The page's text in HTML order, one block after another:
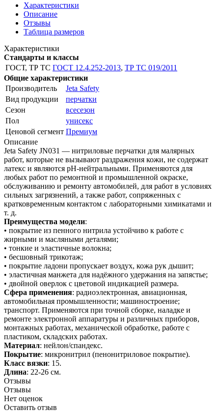
Характеристики
Описание
Отзывы
Таблица размеров
Характеристики
Стандарты и классы
ГОСТ, ТР ТС ГОСТ 12.4.252-2013, ТР ТС 019/2011
Общие характеристики
Производитель
Jeta Safety
Вид продукции
перчатки
Сезон
всесезон
Пол
унисекс
Ценовой сегмент Премиум
Описание
Jeta Safety JN031 — нитриловые перчатки для малярных
работ, которые не вызывают раздражения кожи, не содержат
латекс и являются pH-нейтральными. Применяются для
любых работ по ремонтной и промышленной окраске,
обслуживанию и ремонту автомобилей, для работ в условиях
сильных загрязнений, а также работ, сопряженных с
кратковременным контактом с лабораторными химикатами и
т. д.
Преимущества модели:
• покрытие из пенного нитрила устойчиво к работе с
жирными и масляными деталями;
• тонкие и эластичные волокна;
• бесшовный трикотаж;
• покрытие ладони пропускает воздух, кожа рук дышит;
• эластичная манжета для надёжного удержания на запястье;
• двойной оверлок с цветовой индикацией размера.
Сфера применения: радиоэлектронная, авиационная,
автомобильная промышленности; машиностроение;
транспорт. Применяются при точной сборке, наладке и
ремонте электронной аппаратуры и различных приборов,
монтажных работах, механической обработке, работе с
пластиком, складских работах.
Материал: нейлон/спандекс.
Покрытие: микронитрил (пенонитриловое покрытие).
Класс вязки: 15.
Длина: 22-26 см.
Отзывы
Отзывы
Нет оценок
Оставить отзыв